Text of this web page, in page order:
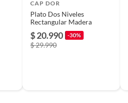
Algo
CAP DOR
Plato Dos Niveles
Rectangular Madera
$ 20.990 -30%
$ 29.990